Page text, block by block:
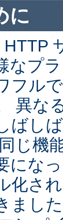
に
HTTP
なプ
フル
異な
ばし
じ機
にな
化さ
まし